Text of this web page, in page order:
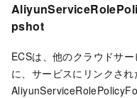
pshot
ECSは、他のクラウドサ
に、サービスにリンクされ